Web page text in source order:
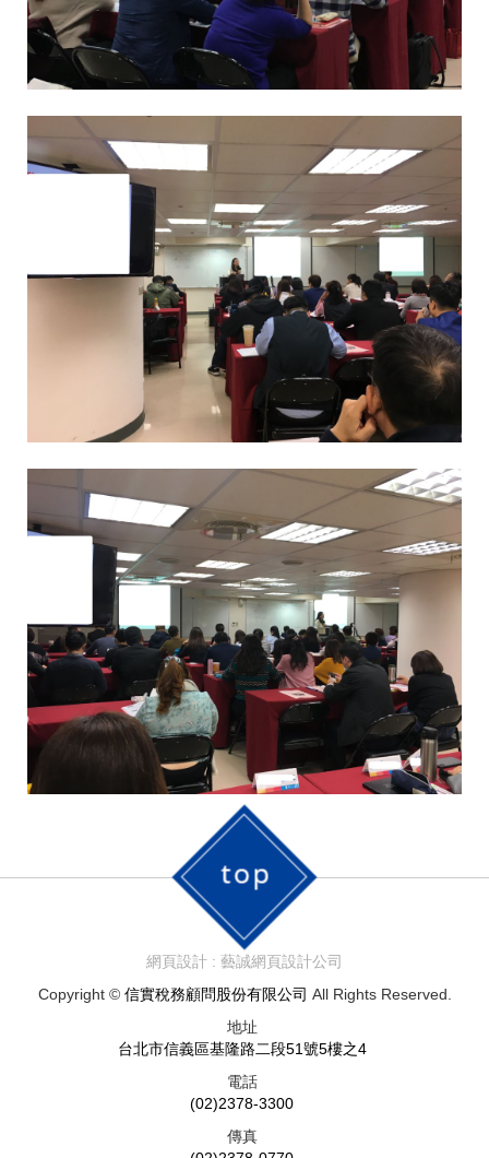
網頁設計 : 藝誠網頁設計公司
Copyright © 信實稅務顧問股份有限公司 All Rights Reserved.
地址
台北市信義區基隆路二段51號5樓之4
電話
(02)2378-3300
傳真